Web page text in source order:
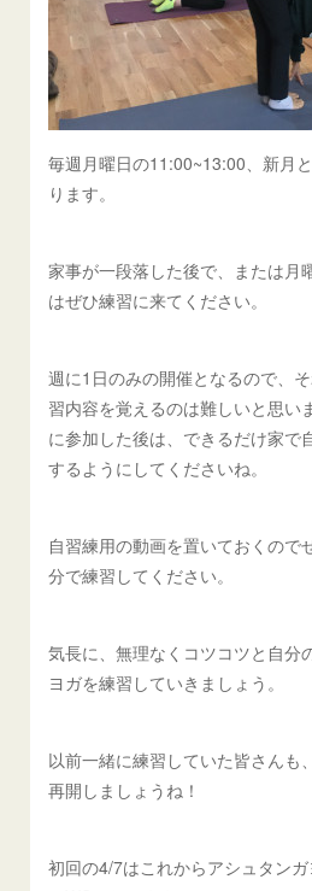
毎週月曜日の11:00~13:00、新月
ります。
家事が一段落した後で、または月
はぜひ練習に来てください。
週に1日のみの開催となるので、
習内容を覚えるのは難しいと思い
に参加した後は、できるだけ家で
するようにしてくださいね。
自習練用の動画を置いておくので
分で練習してください。
気長に、無理なくコツコツと自分
ヨガを練習していきましょう。
以前一緒に練習していた皆さんも
再開しましょうね！
初回の4/7はこれからアシュタン